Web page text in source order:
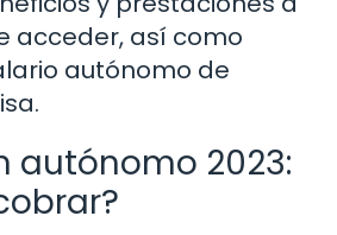
acceder, así como
autónomo de
autónomo 2023: